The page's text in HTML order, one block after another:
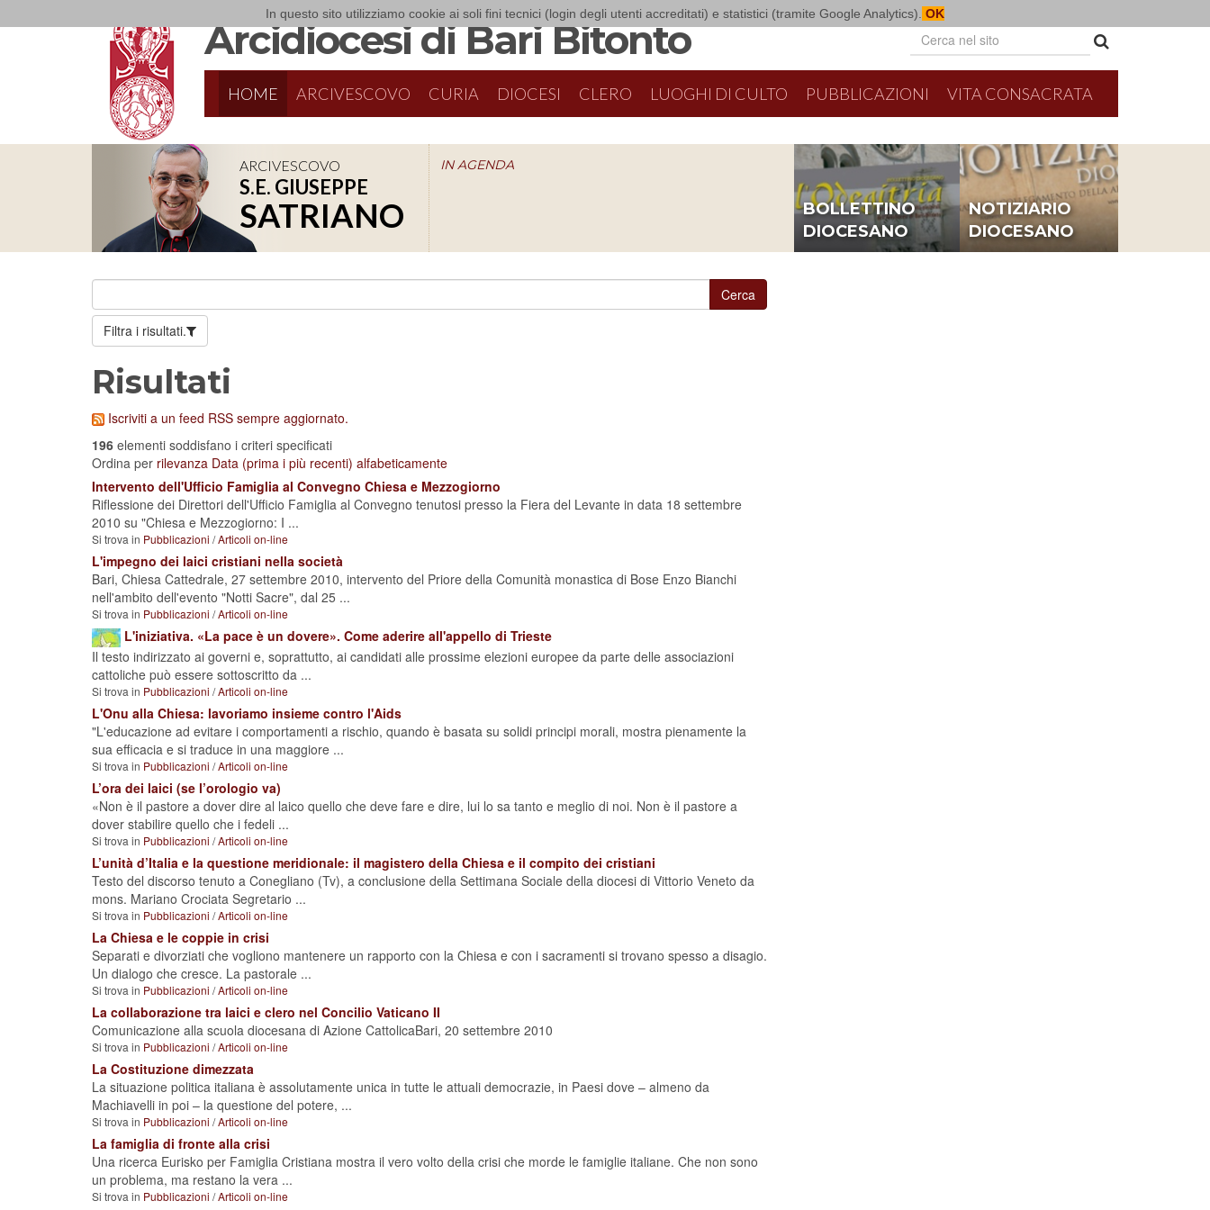
In questo sito utilizziamo cookie ai soli fini tecnici (login degli utenti accreditati) e statistici (tramite Google Analytics). OK
Arcidiocesi di Bari Bitonto
HOME ARCIVESCOVO CURIA DIOCESI CLERO LUOGHI DI CULTO PUBBLICAZIONI VITA CONSACRATA
ARCIVESCOVO
S.E. GIUSEPPE
SATRIANO
IN AGENDA
BOLLETTINO
DIOCESANO
NOTIZIARIO
DIOCESANO
Filtra i risultati.
Risultati
Iscriviti a un feed RSS sempre aggiornato.
196 elementi soddisfano i criteri specificati
Ordina per rilevanza Data (prima i più recenti) alfabeticamente
Intervento dell'Ufficio Famiglia al Convegno Chiesa e Mezzogiorno
Riflessione dei Direttori dell'Ufficio Famiglia al Convegno tenutosi presso la Fiera del Levante in data 18 settembre
2010 su "Chiesa e Mezzogiorno: I ...
Si trova in Pubblicazioni /Articoli on-line
L'impegno dei laici cristiani nella società
Bari, Chiesa Cattedrale, 27 settembre 2010, intervento del Priore della Comunità monastica di Bose Enzo Bianchi
nell'ambito dell'evento "Notti Sacre", dal 25 ...
Si trova in Pubblicazioni /Articoli on-line
L'iniziativa. «La pace è un dovere». Come aderire all'appello di Trieste
Il testo indirizzato ai governi e, soprattutto, ai candidati alle prossime elezioni europee da parte delle associazioni
cattoliche può essere sottoscritto da ...
Si trova in Pubblicazioni /Articoli on-line
L'Onu alla Chiesa: lavoriamo insieme contro l'Aids
"L'educazione ad evitare i comportamenti a rischio, quando è basata su solidi principi morali, mostra pienamente la
sua efficacia e si traduce in una maggiore ...
Si trova in Pubblicazioni /Articoli on-line
L’ora dei laici (se l’orologio va)
«Non è il pastore a dover dire al laico quello che deve fare e dire, lui lo sa tanto e meglio di noi. Non è il pastore a
dover stabilire quello che i fedeli ...
Si trova in Pubblicazioni /Articoli on-line
L’unità d’Italia e la questione meridionale: il magistero della Chiesa e il compito dei cristiani
Testo del discorso tenuto a Conegliano (Tv), a conclusione della Settimana Sociale della diocesi di Vittorio Veneto da
mons. Mariano Crociata Segretario ...
Si trova in Pubblicazioni /Articoli on-line
La Chiesa e le coppie in crisi
Separati e divorziati che vogliono mantenere un rapporto con la Chiesa e con i sacramenti si trovano spesso a disagio.
Un dialogo che cresce. La pastorale ...
Si trova in Pubblicazioni /Articoli on-line
La collaborazione tra laici e clero nel Concilio Vaticano II
Comunicazione alla scuola diocesana di Azione CattolicaBari, 20 settembre 2010
Si trova in Pubblicazioni /Articoli on-line
La Costituzione dimezzata
La situazione politica italiana è assolutamente unica in tutte le attuali democrazie, in Paesi dove – almeno da
Machiavelli in poi – la questione del potere, ...
Si trova in Pubblicazioni /Articoli on-line
La famiglia di fronte alla crisi
Una ricerca Eurisko per Famiglia Cristiana mostra il vero volto della crisi che morde le famiglie italiane. Che non sono
un problema, ma restano la vera ...
Si trova in Pubblicazioni /Articoli on-line